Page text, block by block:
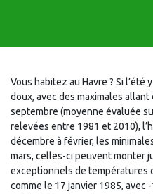
Vous habitez au Havre ? Si
doux, avec des maximales allant
septembre (moyenne évaluée
relevées entre 1981 et 2010),
décembre à février, les
mars, celles-ci peuvent monter
exceptionnels de températures
comme le 17 janvier 1985, avec